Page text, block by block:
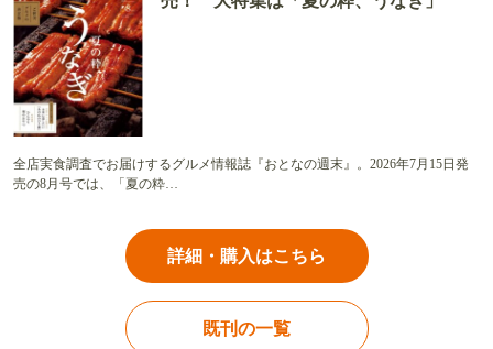
全店実食調査でお届けするグルメ情報誌『おとなの週末』。2026年7月15日発
売の8月号では、「夏の粋…
詳細・購入はこちら
既刊の一覧